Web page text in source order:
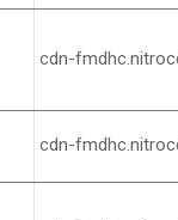
cdn-
cdn-